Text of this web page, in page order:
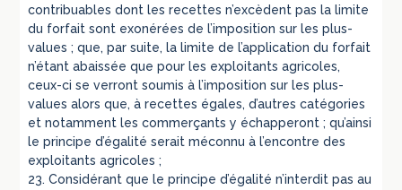
contribuables dont les recettes n’excèdent pas la limite
du forfait sont exonérées de l’imposition sur les plus-
values ; que, par suite, la limite de l’application du forfait
n’étant abaissée que pour les exploitants agricoles,
ceux-ci se verront soumis à l’imposition sur les plus-
values alors que, à recettes égales, d’autres catégories
et notamment les commerçants y échapperont ; qu’ainsi
le principe d’égalité serait méconnu à l’encontre des
exploitants agricoles ;
23. Considérant que le principe d’égalité n’interdit pas au